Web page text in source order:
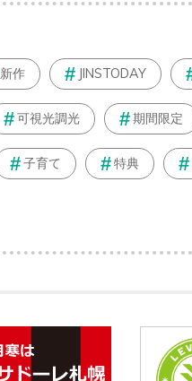
新作 JINSTODAY
可視光調光 期間限定
子育て 特典